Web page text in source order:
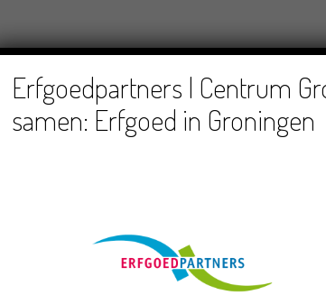
Erfgoedpartners | Centrum
samen: Erfgoed in Groningen